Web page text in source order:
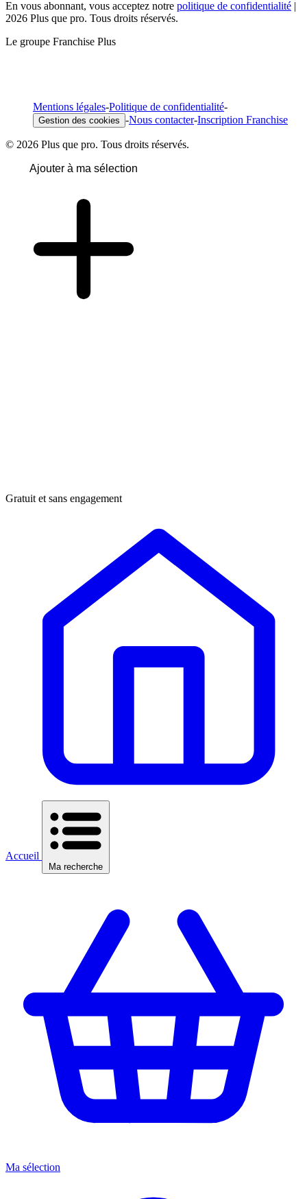
En vous abonnant, vous acceptez notre politique de confidentialité |
2026 Plus que pro. Tous droits réservés.
Le groupe Franchise Plus
Mentions légales-Politique de confidentialité-
Gestion des cookies -Nous contacter-Inscription Franchise
© 2026 Plus que pro. Tous droits réservés.
Ajouter à ma sélection
Gratuit et sans engagement
Accueil
Ma recherche
Ma sélection